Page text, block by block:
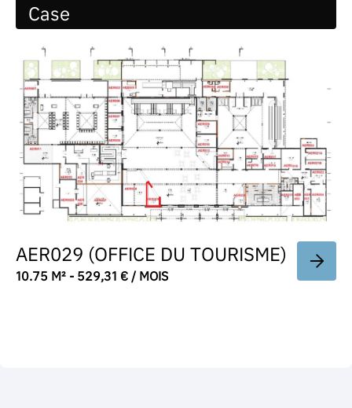
Case
AER029 (OFFICE DU TOURISME)
10.75 M² - 529,31 € / MOIS